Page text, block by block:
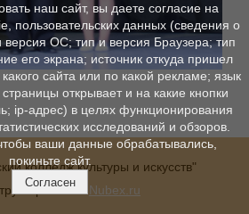
колледж культуры и искусств"
сайтов Nubex.ru
наш сайт, вы даете согласие на
пользовательских данных (сведения о
ОС; тип и версия Браузера; тип
его экрана; источник откуда пришел
сайта или по какой рекламе; язык
открывает и на какие кнопки
ip-адрес) в целях функционирования
исследований и обзоров.
ваши данные обрабатывались,
покиньте сайт.
Согласен